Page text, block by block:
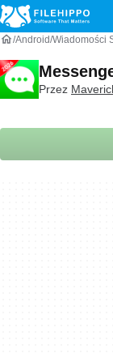
Android Wiadomości
Przez